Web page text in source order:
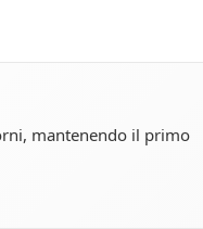
mantenendo il primo